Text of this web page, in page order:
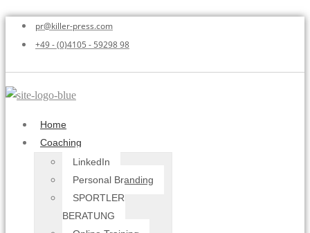
pr@killer-press.com
+49 - (0)4105 - 59298 98
Home
Coaching
LinkedIn
Personal Branding
SPORTLER
BERATUNG